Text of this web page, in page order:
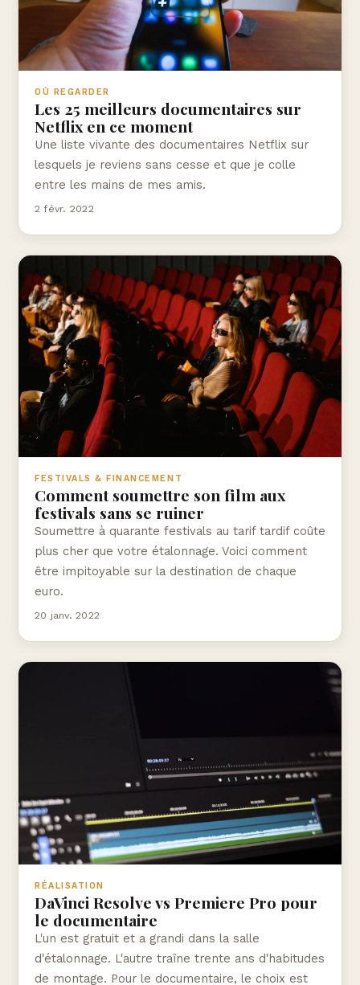
OÙ REGARDER
Les 25 meilleurs documentaires sur
Netflix en ce moment
Une liste vivante des documentaires Netflix sur
lesquels je reviens sans cesse et que je colle
entre les mains de mes amis.
2 févr. 2022
FESTIVALS & FINANCEMENT
Comment soumettre son film aux
festivals sans se ruiner
Soumettre à quarante festivals au tarif tardif coûte
plus cher que votre étalonnage. Voici comment
être impitoyable sur la destination de chaque
euro.
20 janv. 2022
RÉALISATION
DaVinci Resolve vs Premiere Pro pour
le documentaire
L'un est gratuit et a grandi dans la salle
d'étalonnage. L'autre traîne trente ans d'habitudes
de montage. Pour le documentaire, le choix est